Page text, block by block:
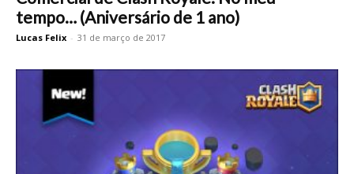
tempo… (Aniversário de 1 ano)
Lucas Felix - 31 de março de 2017